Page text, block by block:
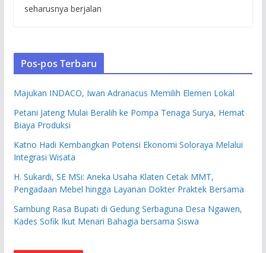
seharusnya berjalan
Pos-pos Terbaru
Majukan INDACO, Iwan Adranacus Memilih Elemen Lokal
Petani Jateng Mulai Beralih ke Pompa Tenaga Surya, Hemat
Biaya Produksi
Katno Hadi Kembangkan Potensi Ekonomi Soloraya Melalui
Integrasi Wisata
H. Sukardi, SE MSi: Aneka Usaha Klaten Cetak MMT,
Pengadaan Mebel hingga Layanan Dokter Praktek Bersama
Sambung Rasa Bupati di Gedung Serbaguna Desa Ngawen,
Kades Sofik Ikut Menari Bahagia bersama Siswa